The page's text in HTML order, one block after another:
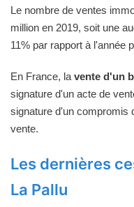
Le nombre de ventes
million en 2019, soit une
11% par rapport à l'année
En France, la vente d'un
signature d'un acte de
signature d'un compromis
vente.
Les dernières
La Pallu